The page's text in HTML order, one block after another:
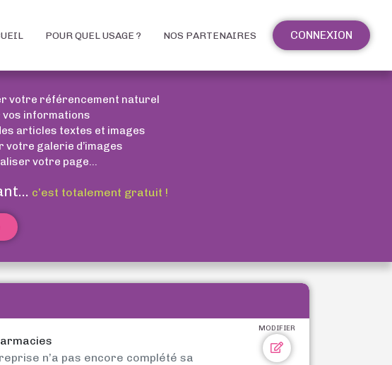
POUR QUEL USAGE ? NOS PARTENAIRES CONNEXION
votre référencement naturel
informations
articles textes et images
votre galerie d’images
votre page...
c’est totalement gratuit !
MODIFIER
n’a pas encore complété sa